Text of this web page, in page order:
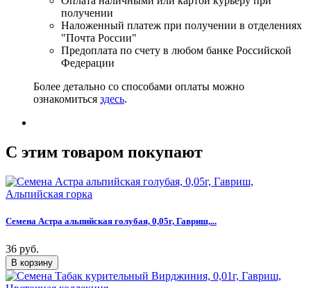
получении
Наложенный платеж при получении в отделениях
"Почта России"
Предоплата по счету в любом банке Российской
Федерации
Более детально со способами оплаты можно
ознакомиться здесь.
C этим товаром покупают
Семена Астра альпийская голубая, 0,05г, Гавриш,...
36 руб.